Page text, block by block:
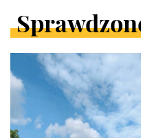
ARTYKUŁY
W
KATEGORII